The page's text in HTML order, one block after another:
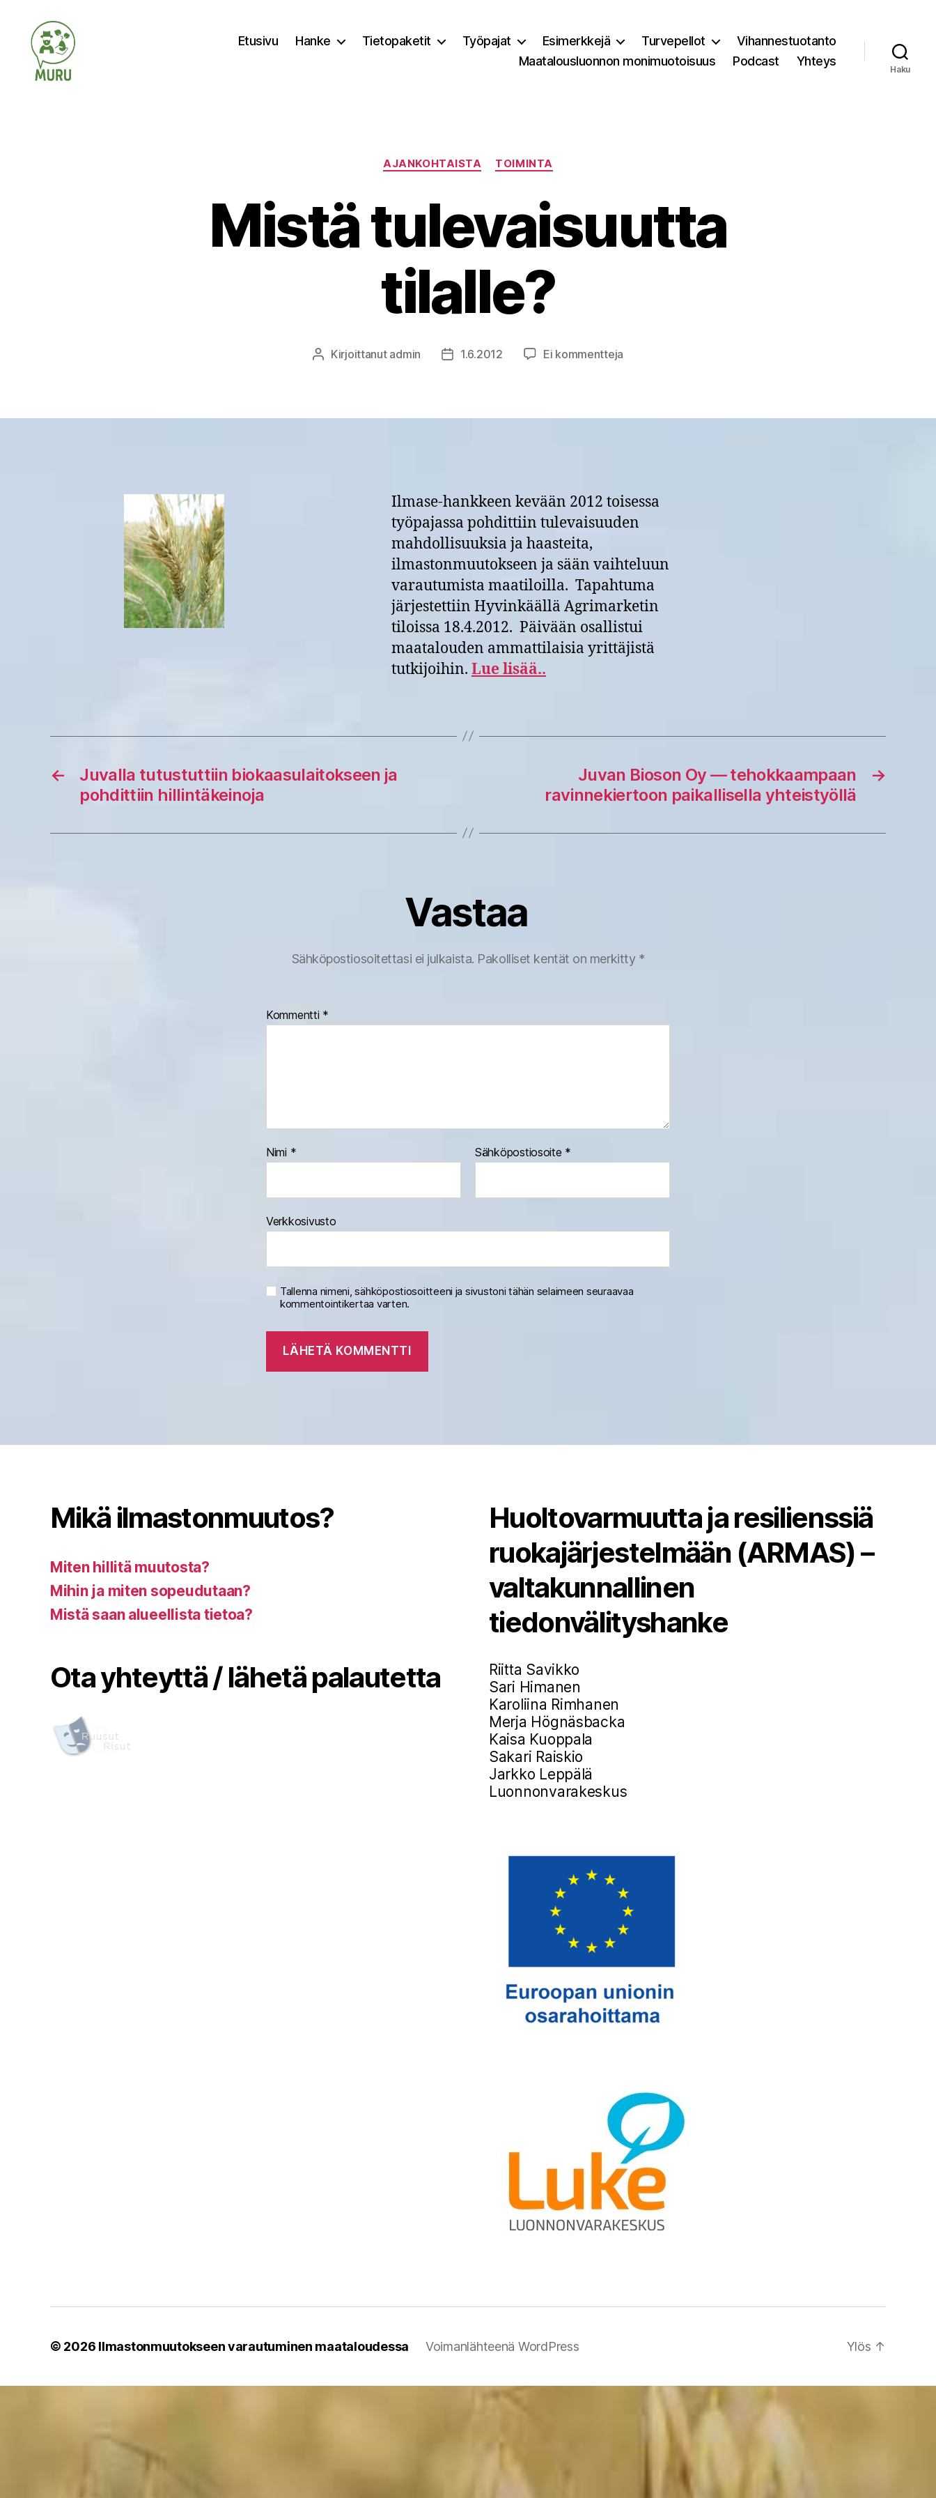
Etusivu Hanke Tietopaketit Työpajat Esimerkkejä Turvepellot
Vihannestuotanto
Maatalousluonnon monimuotoisuus
Podcast Yhteys
Haku
Kategoriat
AJANKOHTAISTA TOIMINTA
Mistä tulevaisuutta
tilalle?
Kirjoittaja
Kirjoittanut admin Julkaisupäivämäärä
1.6.2012 Ei kommentteja
Ilmase-hankkeen kevään 2012 toisessa
työpajassa pohdittiin tulevaisuuden
mahdollisuuksia ja haasteita,
ilmastonmuutokseen ja sään vaihteluun
varautumista maatiloilla. Tapahtuma
järjestettiin Hyvinkäällä Agrimarketin
tiloissa 18.4.2012. Päivään osallistui
maatalouden ammattilaisia yrittäjistä
tutkijoihin. Lue lisää..
←
Juvalla tutustuttiin biokaasulaitokseen ja
pohdittiin hillintäkeinoja
→
Juvan Bioson Oy — tehokkaampaan
ravinnekiertoon paikallisella yhteistyöllä
Vastaa
Sähköpostiosoitettasi ei julkaista. Pakolliset kentät on merkitty *
Kommentti *
Nimi * Sähköpostiosoite *
Verkkosivusto
Tallenna nimeni, sähköpostiosoitteeni ja sivustoni tähän selaimeen seuraavaa
kommentointikertaa varten.
Mikä ilmastonmuutos?
Miten hillitä muutosta?
Mihin ja miten sopeudutaan?
Mistä saan alueellista tietoa?
Ota yhteyttä / lähetä palautetta
Huoltovarmuutta ja resilienssiä
ruokajärjestelmään (ARMAS) –
valtakunnallinen
tiedonvälityshanke
Riitta Savikko
Sari Himanen
Karoliina Rimhanen
Merja Högnäsbacka
Kaisa Kuoppala
Sakari Raiskio
Jarkko Leppälä
Luonnonvarakeskus
© 2026 Ilmastonmuutokseen varautuminen maataloudessa Voimanlähteenä WordPress Ylös ↑